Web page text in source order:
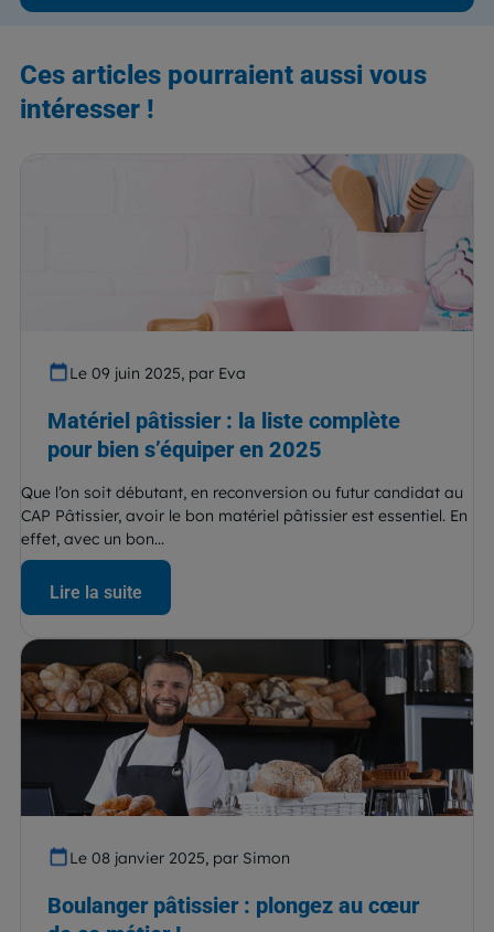
Ces articles pourraient aussi vous
intéresser !
Le 09 juin 2025, par Eva
Matériel pâtissier : la liste complète
pour bien s’équiper en 2025
Que l’on soit débutant, en reconversion ou futur candidat au
CAP Pâtissier, avoir le bon matériel pâtissier est essentiel. En
effet, avec un bon...
Lire la suite
Le 08 janvier 2025, par Simon
Boulanger pâtissier : plongez au cœur